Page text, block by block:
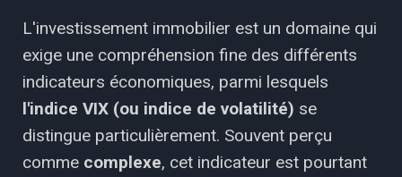
L'investissement immobilier est un domaine qui
exige une compréhension fine des différents
indicateurs économiques, parmi lesquels
l'indice VIX (ou indice de volatilité) se
distingue particulièrement. Souvent perçu
comme complexe, cet indicateur est pourtant